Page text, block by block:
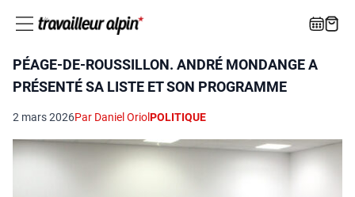
PÉAGE-DE-ROUSSILLON. ANDRÉ MONDANGE A
PRÉSENTÉ SA LISTE ET SON PROGRAMME
2 mars 2026Par Daniel OriolPOLITIQUE